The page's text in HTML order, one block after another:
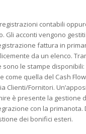
contabili
acconti vengono
fattura in
da un elenco.
le stampe
quella del Cash
Clienti/Fornitori.
è presente la gestione
con la
dei bonifici esteri.